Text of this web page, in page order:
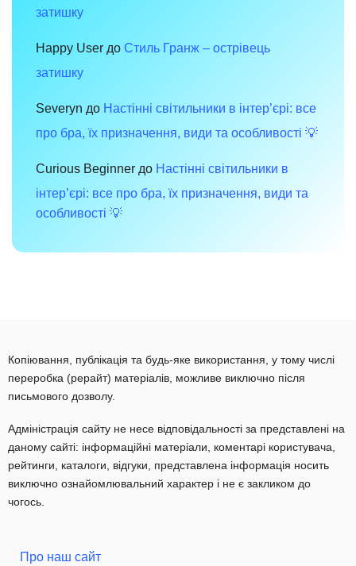
затишку
Happy User до Стиль Гранж – острівець
затишку
Severyn до Настінні світильники в інтер’єрі: все
про бра, їх призначення, види та особливості 💡
Curious Beginner до Настінні світильники в
інтер’єрі: все про бра, їх призначення, види та
особливості 💡
Копіювання, публікація та будь-яке використання, у тому числі
переробка (рерайт) матеріалів, можливе виключно після
письмового дозволу.
Адміністрація сайту не несе відповідальності за представлені на
даному сайті: інформаційні матеріали, коментарі користувача,
рейтинги, каталоги, відгуки, представлена інформація носить
виключно ознайомлювальний характер і не є закликом до
чогось.
Про наш сайт